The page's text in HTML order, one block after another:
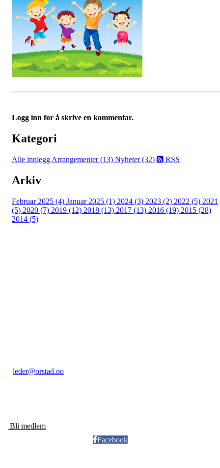
Logg inn for å skrive en kommentar.
Kategori
Alle innlegg Arrangementer (13) Nyheter (32) RSS
Arkiv
Februar 2025 (4) Januar 2025 (1) 2024 (3) 2023 (2) 2022 (5) 2021
(5) 2020 (7) 2019 (12) 2018 (13) 2017 (13) 2016 (19) 2015 (28)
2014 (5)
leder@orstad.no
Bli medlem
Facebook